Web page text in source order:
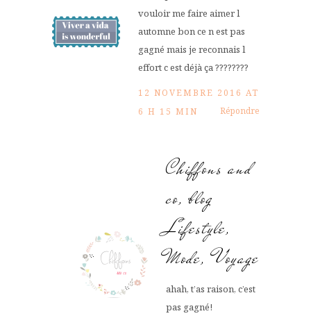
vouloir me faire aimer l
automne bon ce n est pas
gagné mais je reconnais l
effort c est déjà ça ????????
12 NOVEMBRE 2016 AT
6 H 15 MIN
Répondre
Chiffons and
co, blog
Lifestyle,
Mode, Voyage
ahah, t’as raison, c’est
pas gagné!